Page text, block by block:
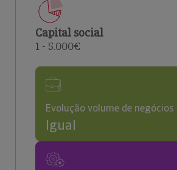
Capital social
1 - 5.000€
Evolução volume de negócios
Igual